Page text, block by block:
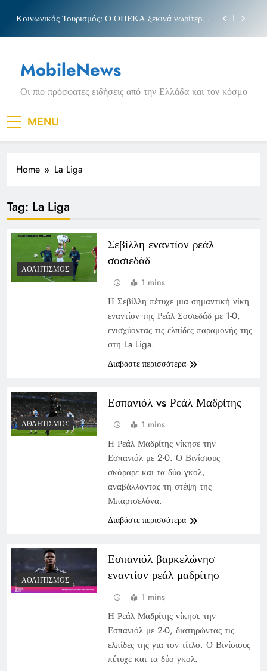
content
Κοινωνικός Τουρισμός: Ο ΟΠΕΚΑ ξεκινά νωρίτερα
Νέα Κρήτη: Σαρακήνικο και η φράση «Κρήτη
ΟΦΗ»
Πριγκιπάτο Στάδιο
Κοινωνικός Τουρισμός: Ο ΟΠΕΚΑ ξεκινά νωρίτερα
τις αιτήσεις
Μπέσσυ αργυράκη
Νέα Κρήτη: Σαρακήνικο και η φράση «Κρήτη
MobileNews
Οι πιο πρόσφατες ειδήσεις από την Ελλάδα και τον κόσμο
MENU
Home La Liga
Tag: La Liga
ΑΘΛΗΤΙΣΜΌΣ
Σεβίλλη εναντίον ρεάλ
σοσιεδάδ
1 mins
Η Σεβίλλη πέτυχε μια σημαντική νίκη
εναντίον της Ρεάλ Σοσιεδάδ με 1-0,
ενισχύοντας τις ελπίδες παραμονής της
στη La Liga.
Διαβάστε περισσότερα
ΑΘΛΗΤΙΣΜΌΣ
Εσπανιόλ vs Ρεάλ Μαδρίτης
1 mins
Η Ρεάλ Μαδρίτης νίκησε την
Εσπανιόλ με 2-0. Ο Βινίσιους
σκόραρε και τα δύο γκολ,
αναβάλλοντας τη στέψη της
Μπαρτσελόνα.
Διαβάστε περισσότερα
ΑΘΛΗΤΙΣΜΌΣ
Εσπανιόλ βαρκελώνησ
εναντίον ρεάλ μαδρίτησ
1 mins
Η Ρεάλ Μαδρίτης νίκησε την
Εσπανιόλ με 2-0, διατηρώντας τις
ελπίδες της για τον τίτλο. Ο Βινίσιους
πέτυχε και τα δύο γκολ.